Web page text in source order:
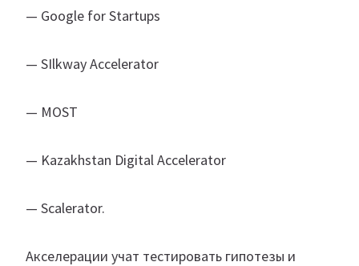
— Google for Startups
— SIlkway Accelerator
— MOST
— Kazakhstan Digital Accelerator
— Scalerator.
Акселерации учат тестировать гипотезы и